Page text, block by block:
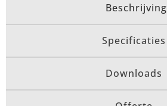
Beschrijving
Specificaties
Downloads